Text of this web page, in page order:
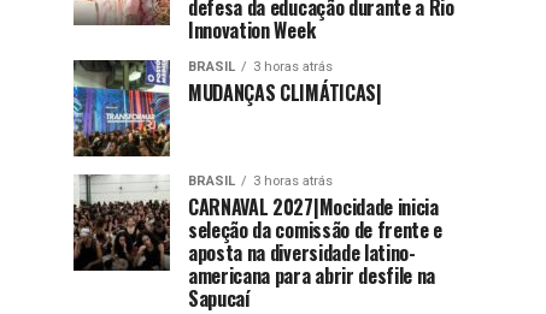
defesa da educação durante a Rio
Innovation Week
BRASIL 3 horas atrás
MUDANÇAS CLIMÁTICAS|
BRASIL 3 horas atrás
CARNAVAL 2027|Mocidade inicia
seleção da comissão de frente e
aposta na diversidade latino-
americana para abrir desfile na
Sapucaí